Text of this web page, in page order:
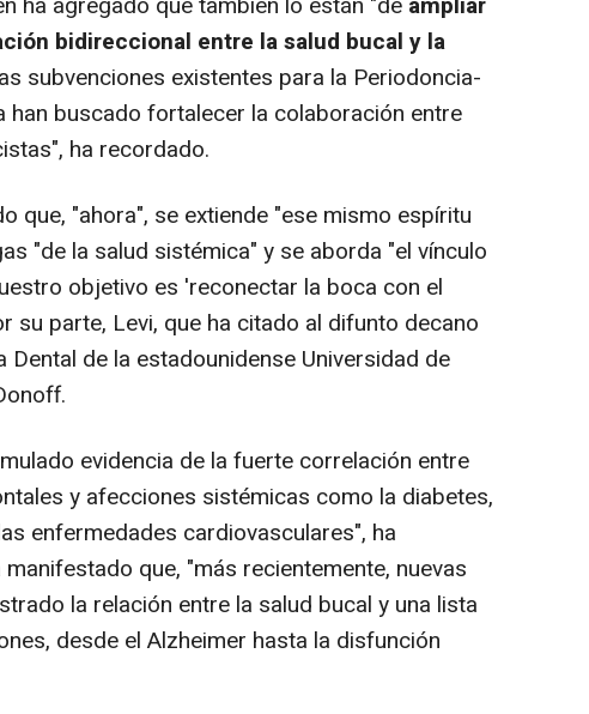
bidireccional entre la salud bucal y la
subvenciones existentes para la Periodoncia-
han buscado fortalecer la colaboración entre
ha recordado.
que, "ahora", se extiende "ese mismo espíritu
"de la salud sistémica" y se aborda "el vínculo
objetivo es 'reconectar la boca con el
su parte, Levi, que ha citado al difunto decano
Dental de la estadounidense Universidad de
evidencia de la fuerte correlación entre
y afecciones sistémicas como la diabetes,
enfermedades cardiovasculares", ha
que, "más recientemente, nuevas
la relación entre la salud bucal y una lista
desde el Alzheimer hasta la disfunción